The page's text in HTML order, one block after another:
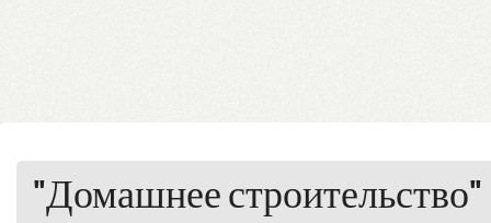
"Домашнее строительство"